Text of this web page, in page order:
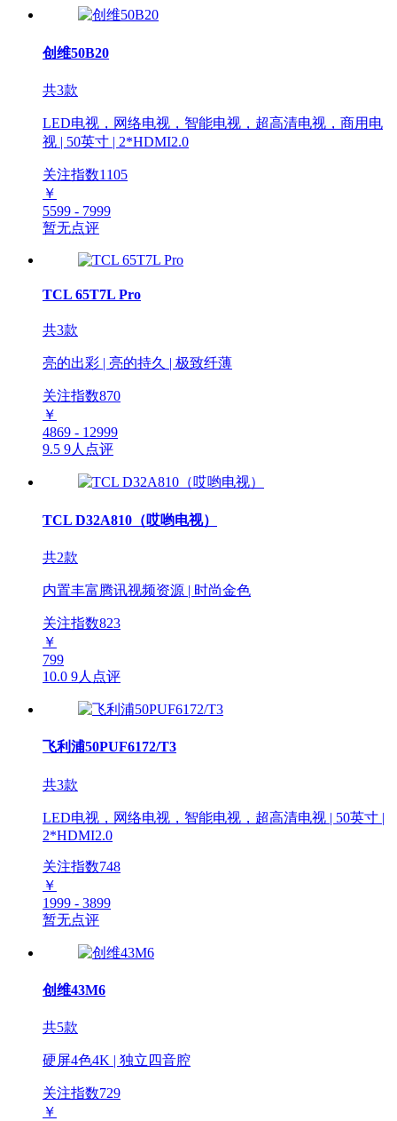
创维50B20
共3款
LED电视，网络电视，智能电视，超高清电视，商用电
视 | 50英寸 | 2*HDMI2.0
关注指数1105
￥
5599 - 7999
暂无点评
TCL 65T7L Pro
共3款
亮的出彩 | 亮的持久 | 极致纤薄
关注指数870
￥
4869 - 12999
9.5 9人点评
TCL D32A810（哎哟电视）
共2款
内置丰富腾讯视频资源 | 时尚金色
关注指数823
￥
799
10.0 9人点评
飞利浦50PUF6172/T3
共3款
LED电视，网络电视，智能电视，超高清电视 | 50英寸 |
2*HDMI2.0
关注指数748
￥
1999 - 3899
暂无点评
创维43M6
共5款
硬屏4色4K | 独立四音腔
关注指数729
￥